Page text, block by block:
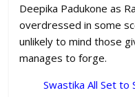
Deepika Padukone as
overdressed in some
unlikely to mind those
manages to forge.
Swastika All Set to